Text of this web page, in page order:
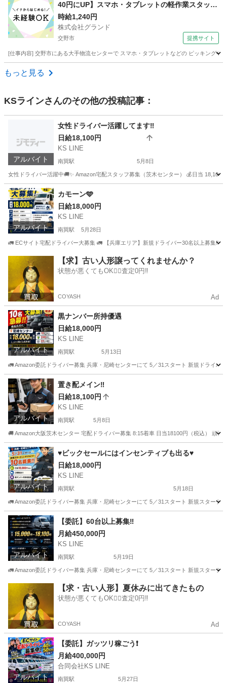
40円にUP】スマホ・タブレットの軽作業スタッフ
大募集！
時給1,240円
株式会社グランド
交野市 提携サイト
[仕事内容] 交野市にある大手物流センターで スマホ・タブレットなどの ピッキング
大阪 交野市
もっと見る
KSラインさんのその他の投稿記事：
アルバイト
女性ドライバー活躍してます‼️
日給18,100円
KS LINE
南巽駅 5月8日
女性ドライバー活躍中🚚✨ Amazon宅配スタッフ募集（茨木センター） 💰日当
大阪 大阪市
アルバイト
カモーン🩵
日給18,000円
KS LINE
南巽駅 5月28日
🚛 ECサイト宅配ドライバー大募集 🚛 【兵庫エリア】新規ドライバー30名以上募集‼️
南巽駅 物流 置き配
【求】古い人形譲ってくれませんか？
状態が悪くてもOK🙆‍♀️査定0円‼️
COYASH Ad
アルバイト
黒ナンバー所持優遇
日給18,000円
KS LINE
南巽駅 5月13日
🚛 Amazon委託ドライバー募集 兵庫・尼崎センターにて 5／31スタート 新規ドライバ
大阪 大阪市 南巽駅
アルバイト
置き配メイン‼️
日給18,100円
KS LINE
南巽駅 5月8日
🚚 Amazon大阪茨木センター 宅配ドライバー募集 8:15着車 日当18100円（税込）
大阪 大阪市 南巽駅 ドライバー 置き配
アルバイト
♥️ビックセールにはインセンティブも出る♥️
日給18,000円
KS LINE
南巽駅 5月18日
🚛 Amazon委託ドライバー募集 兵庫・尼崎センターにて 5／31スタート 新規スターテ
大阪 大阪市 南巽駅 ドライバー
アルバイト
【委託】60台以上募集‼️
月給450,000円
KS LINE
南巽駅 5月19日
🚛 Amazon委託ドライバー募集 兵庫・尼崎センターにて 5／31スタート 新規スターテ
南巽駅 ドライバー Amazon
【求・古い人形】夏休みに出てきたもの
状態が悪くてもOK🙆‍♀️査定0円‼️
COYASH Ad
アルバイト
【委託】ガッツリ稼ごう❗️
月給400,000円
合同会社KS LINE
南巽駅 5月27日